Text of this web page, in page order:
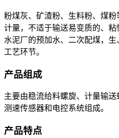
粉煤灰、矿渣粉、生料粉、煤
计量，不适于输送易变质的、
水泥厂的预加水、二次配煤，
工艺环节。
产品组成
主要由稳流给料螺旋、计量输送
测速传感器和电控系统组成。
产品特点